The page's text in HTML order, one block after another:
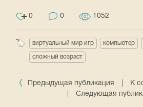
0 0 1052
виртуальный мир игр компьютер
сложный возраст
Предыдущая публикация
К
Следующая